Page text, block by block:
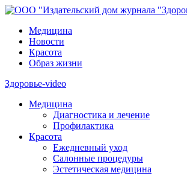
Медицина
Новости
Красота
Образ жизни
Здоровье-video
Медицина
Диагностика и лечение
Профилактика
Красота
Ежедневный уход
Салонные процедуры
Эстетическая медицина